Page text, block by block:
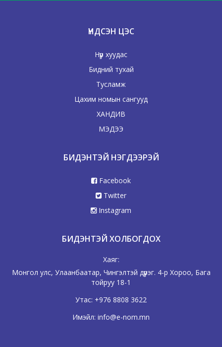
451) зохиолыг 1953 онд бичсэн хүн.
сонгодог зохиолчдын нэг юм.
Дэлгэрэнгүйг
Wiki
“П” ГЭЖ ПУУЖИН
(1920 — 2012)
Америкийн алдартай зохиолч.
«Фаренхайтын 451 хэм» (англ. Fahrenheit
451) зохиолыг 1953 онд бичсэн хүн.
Рэй Брэдбёри шинжлэх ухааны зөгнөлийн
ДэлгэрэнгүйгWiki-гээс
ЛУУ
Рэй Дуглас Брэдбёри
ҮНДСЭН ЦЭС
Нүүр хуудас
Бидний тухай
Тусламж
Цахим номын сангууд
ХАНДИВ
МЭДЭЭ
БИДЭНТЭЙ НЭГДЭЭРЭЙ
Facebook
Twitter
Instagram
БИДЭНТЭЙ ХОЛБОГДОХ
Хаяг:
Монгол улс, Улаанбаатар, Чингэлтэй дүүрэг. 4-р Хороо, Бага
тойруу 18-1
Утас: +976 8808 3622
Имэйл: info@e-nom.mn